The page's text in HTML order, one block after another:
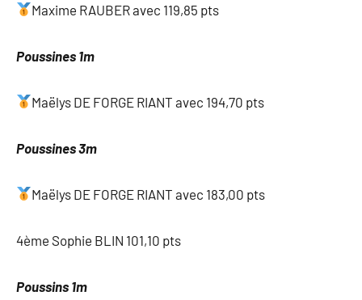
Maxime RAUBER avec 119,85 pts
Poussines 1m
Maëlys DE FORGE RIANT avec 194,70 pts
Poussines 3m
Maëlys DE FORGE RIANT avec 183,00 pts
4ème Sophie BLIN 101,10 pts
Poussins 1m